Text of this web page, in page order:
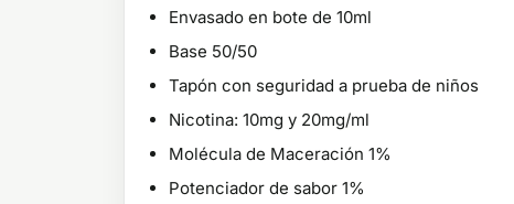
Envasado en bote de 10ml
Base 50/50
Tapón con seguridad a prueba de niños
Nicotina: 10mg y 20mg/ml
Molécula de Maceración 1%
Potenciador de sabor 1%